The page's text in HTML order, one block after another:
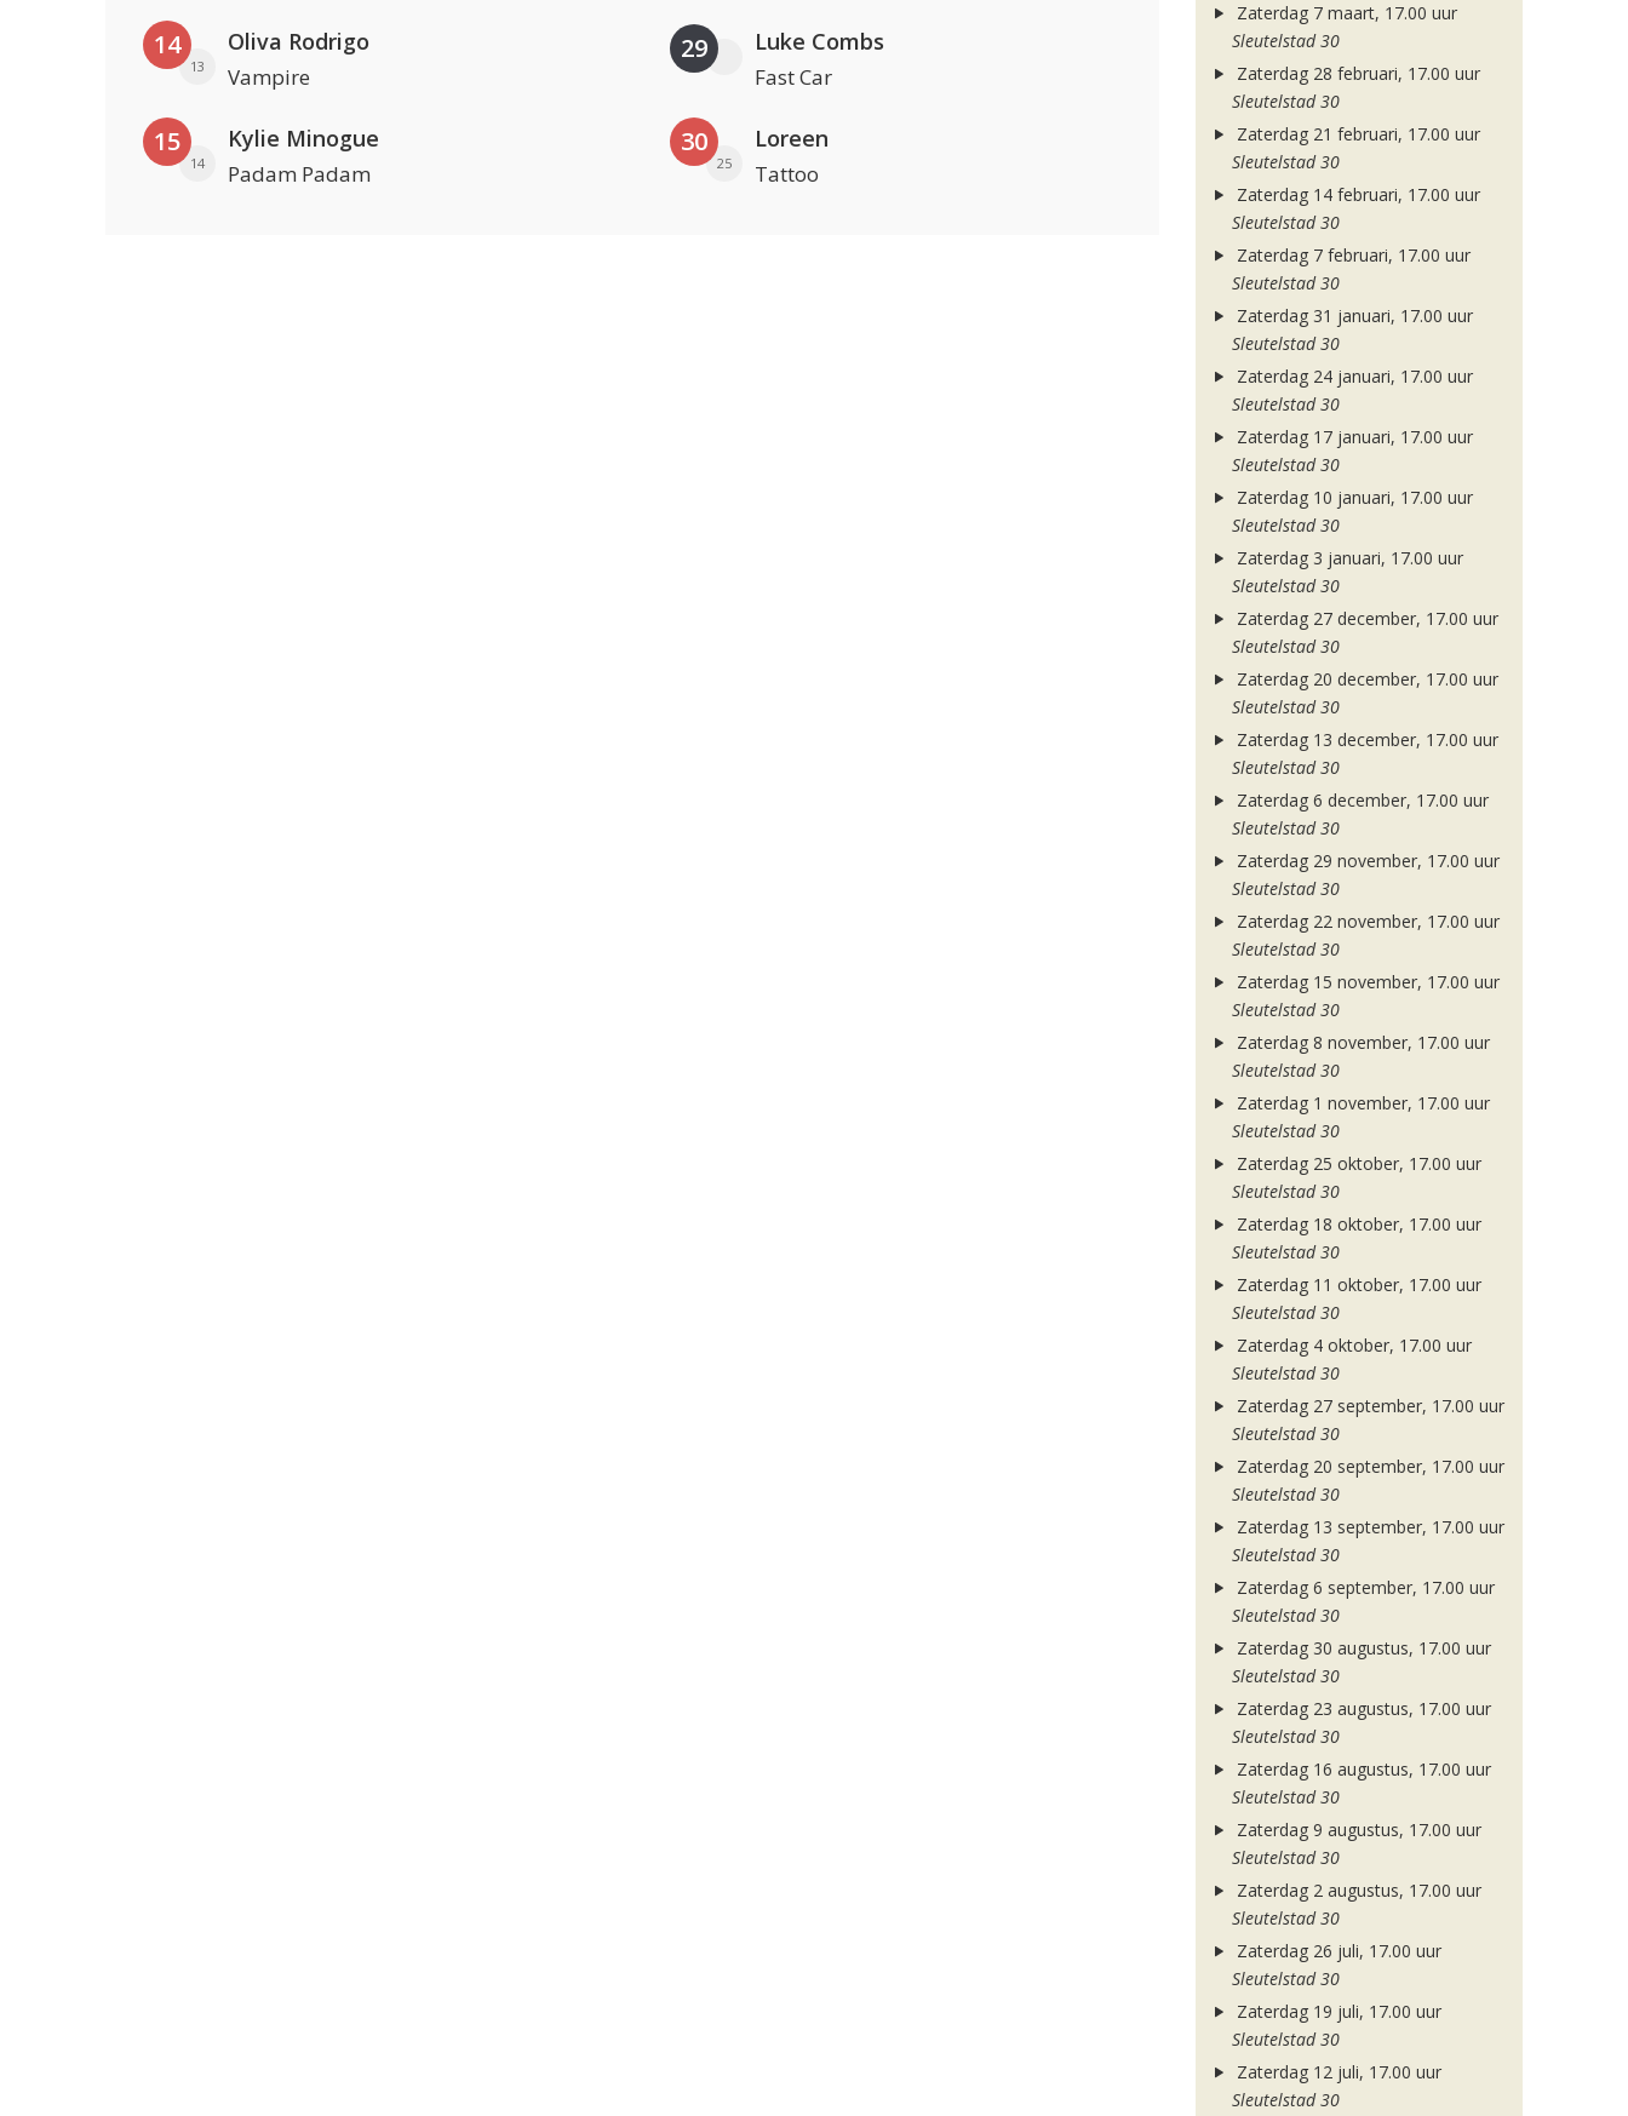
14
13
Oliva Rodrigo
Vampire
15
14
Kylie Minogue
Padam Padam
29 Luke Combs
Fast Car
30
25
Loreen
Tattoo
Zaterdag 7 maart, 17.00 uur
Sleutelstad 30
Zaterdag 28 februari, 17.00 uur
Sleutelstad 30
Zaterdag 21 februari, 17.00 uur
Sleutelstad 30
Zaterdag 14 februari, 17.00 uur
Sleutelstad 30
Zaterdag 7 februari, 17.00 uur
Sleutelstad 30
Zaterdag 31 januari, 17.00 uur
Sleutelstad 30
Zaterdag 24 januari, 17.00 uur
Sleutelstad 30
Zaterdag 17 januari, 17.00 uur
Sleutelstad 30
Zaterdag 10 januari, 17.00 uur
Sleutelstad 30
Zaterdag 3 januari, 17.00 uur
Sleutelstad 30
Zaterdag 27 december, 17.00 uur
Sleutelstad 30
Zaterdag 20 december, 17.00 uur
Sleutelstad 30
Zaterdag 13 december, 17.00 uur
Sleutelstad 30
Zaterdag 6 december, 17.00 uur
Sleutelstad 30
Zaterdag 29 november, 17.00 uur
Sleutelstad 30
Zaterdag 22 november, 17.00 uur
Sleutelstad 30
Zaterdag 15 november, 17.00 uur
Sleutelstad 30
Zaterdag 8 november, 17.00 uur
Sleutelstad 30
Zaterdag 1 november, 17.00 uur
Sleutelstad 30
Zaterdag 25 oktober, 17.00 uur
Sleutelstad 30
Zaterdag 18 oktober, 17.00 uur
Sleutelstad 30
Zaterdag 11 oktober, 17.00 uur
Sleutelstad 30
Zaterdag 4 oktober, 17.00 uur
Sleutelstad 30
Zaterdag 27 september, 17.00 uur
Sleutelstad 30
Zaterdag 20 september, 17.00 uur
Sleutelstad 30
Zaterdag 13 september, 17.00 uur
Sleutelstad 30
Zaterdag 6 september, 17.00 uur
Sleutelstad 30
Zaterdag 30 augustus, 17.00 uur
Sleutelstad 30
Zaterdag 23 augustus, 17.00 uur
Sleutelstad 30
Zaterdag 16 augustus, 17.00 uur
Sleutelstad 30
Zaterdag 9 augustus, 17.00 uur
Sleutelstad 30
Zaterdag 2 augustus, 17.00 uur
Sleutelstad 30
Zaterdag 26 juli, 17.00 uur
Sleutelstad 30
Zaterdag 19 juli, 17.00 uur
Sleutelstad 30
Zaterdag 12 juli, 17.00 uur
Sleutelstad 30